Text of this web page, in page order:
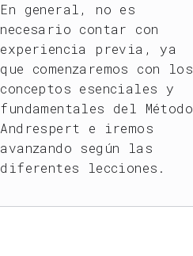
En general, no es
necesario contar con
experiencia previa, ya
que comenzaremos con los
conceptos esenciales y
fundamentales del Método
Andrespert e iremos
avanzando según las
diferentes lecciones.